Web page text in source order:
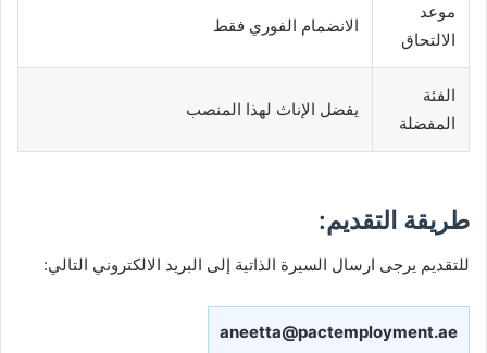
موعد
الالتحاق
الانضمام الفوري فقط
الفئة
المفضلة
يفضل الإناث لهذا المنصب
طريقة التقديم:
للتقديم يرجى ارسال السيرة الذاتية إلى البريد الالكتروني التالي:
aneetta@pactemployment.ae